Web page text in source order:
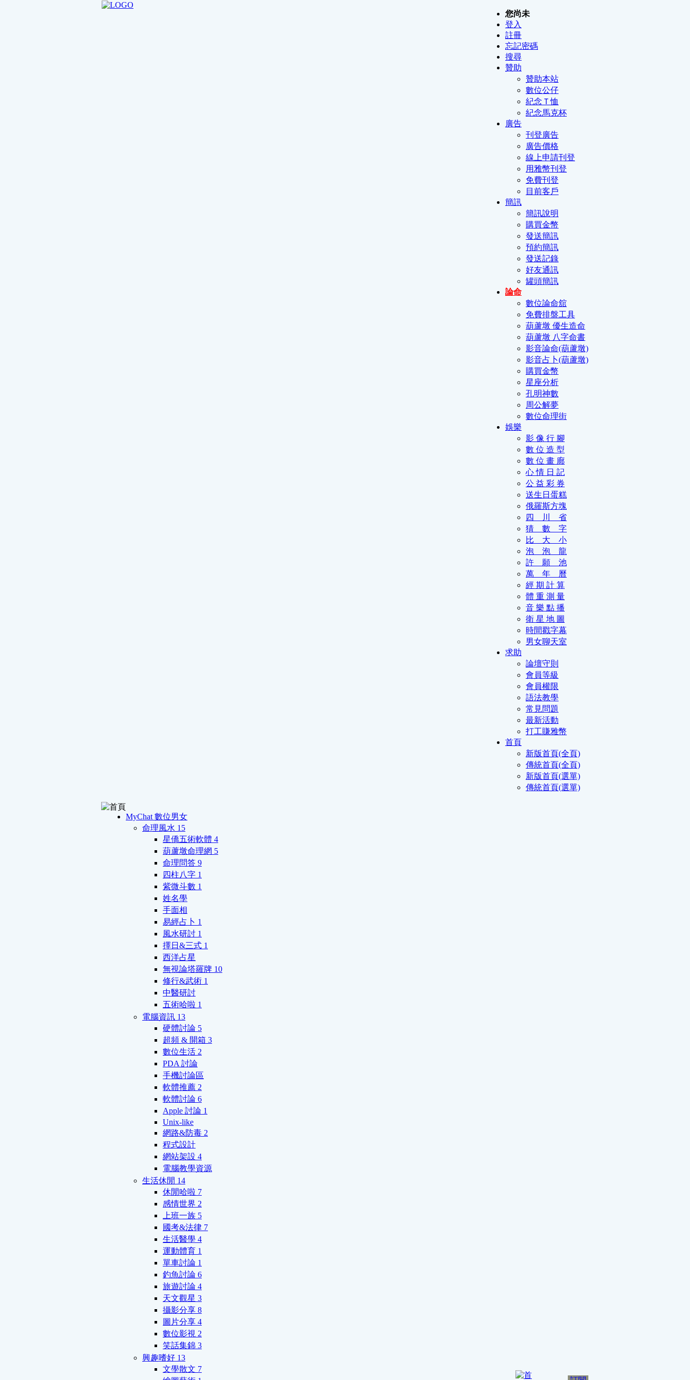
您尚未
登入
註冊
忘記密碼
搜尋
贊助
贊助本站
數位公仔
紀念Ｔ恤
紀念馬克杯
廣告
刊登廣告
廣告價格
線上申請刊登
用雅幣刊登
免費刊登
目前客戶
簡訊
簡訊說明
購買金幣
發送簡訊
預約簡訊
發送記錄
好友通訊
罐頭簡訊
論命
數位論命舘
免費排盤工具
葫蘆墩 優生造命
葫蘆墩 八字命書
影音論命(葫蘆墩)
影音占卜(葫蘆墩)
購買金幣
星座分析
孔明神數
周公解夢
數位命理街
娛樂
影 像 行 腳
數 位 造 型
數 位 畫 廊
心 情 日 記
公 益 彩 券
送生日蛋糕
俄羅斯方塊
四 川 省
猜 數 字
比 大 小
泡 泡 龍
許 願 池
萬 年 曆
經 期 計 算
體 重 測 量
音 樂 點 播
衛 星 地 圖
時間戳字幕
男女聊天室
求助
論壇守則
會員等級
會員權限
語法教學
常見問題
最新活動
打工賺雅幣
首頁
新版首頁(全頁)
傳統首頁(全頁)
新版首頁(選單)
傳統首頁(選單)
MyChat 數位男女
命理風水 15
星僑五術軟體 4
葫蘆墩命理網 5
命理問答 9
四柱八字 1
紫微斗數 1
姓名學
手面相
易經占卜 1
風水研討 1
擇日&三式 1
西洋占星
無視論塔羅牌 10
修行&武術 1
中醫研討
五術哈啦 1
電腦資訊 13
硬體討論 5
超頻 & 開箱 3
數位生活 2
PDA 討論
手機討論區
軟體推薦 2
軟體討論 6
Apple 討論 1
Unix-like
網路&防毒 2
程式設計
網站架設 4
電腦教學資源
生活休閒 14
休閒哈啦 7
感情世界 2
上班一族 5
國考&法律 7
生活醫學 4
運動體育 1
單車討論 1
釣魚討論 6
旅遊討論 4
天文觀星 3
攝影分享 8
圖片分享 4
數位影視 2
笑話集錦 3
興趣嗜好 13
文學散文 7